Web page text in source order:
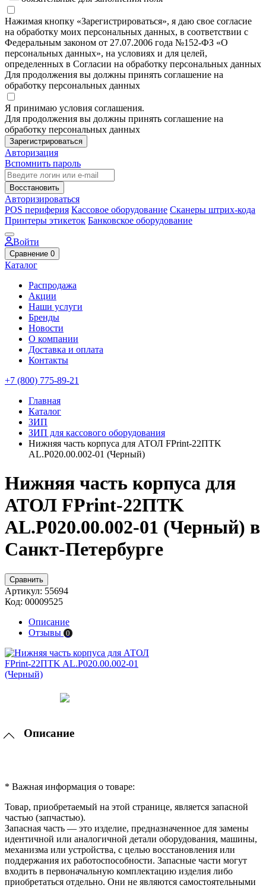
Нажимая кнопку «Зарегистрироваться», я даю свое согласие
на обработку моих персональных данных, в соответствии с
Федеральным законом от 27.07.2006 года №152-ФЗ «О
персональных данных», на условиях и для целей,
определенных в Согласии на обработку персональных данных
Для продолжения вы должны принять соглашение на
обработку персональных данных
Я принимаю условия соглашения.
Для продолжения вы должны принять соглашение на
обработку персональных данных
Зарегистрироваться
Авторизация
Вспомнить пароль
Восстановить
Авторизироваться
POS периферия Кассовое оборудование Сканеры штрих-кода
Принтеры этикеток Банковское оборудование
Войти
Сравнение 0
Каталог
Распродажа
Акции
Наши услуги
Бренды
Новости
О компании
Доставка и оплата
Контакты
+7 (800) 775-89-21
Главная
Каталог
ЗИП
ЗИП для кассового оборудования
Нижняя часть корпуса для АТОЛ FPrint-22ПТK
AL.P020.00.002-01 (Черный)
Нижняя часть корпуса для
АТОЛ FPrint-22ПТK
AL.P020.00.002-01 (Черный) в
Санкт-Петербурге
Сравнить
Артикул: 55694
Код: 00009525
Описание
Отзывы 0
Описание
* Важная информация о товаре:
Товар, приобретаемый на этой странице, является запасной
частью (запчастью).
Запасная часть — это изделие, предназначенное для замены
идентичной или аналогичной детали оборудования, машины,
механизма или устройства, с целью восстановления или
поддержания их работоспособности. Запасные части могут
входить в первоначальную комплектацию изделия либо
приобретаться отдельно. Они не являются самостоятельными